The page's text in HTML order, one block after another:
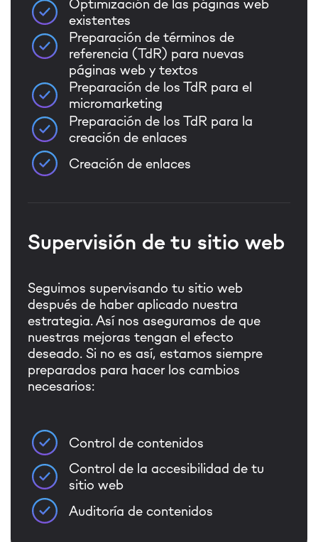
Optimización de las páginas web
existentes
Preparación de términos de
referencia (TdR) para nuevas
páginas web y textos
Preparación de los TdR para el
micromarketing
Preparación de los TdR para la
creación de enlaces
Creación de enlaces
Supervisión de tu sitio web
Seguimos supervisando tu sitio web
después de haber aplicado nuestra
estrategia. Así nos aseguramos de que
nuestras mejoras tengan el efecto
deseado. Si no es así, estamos siempre
preparados para hacer los cambios
necesarios:
Control de contenidos
Control de la accesibilidad de tu
sitio web
Auditoría de contenidos